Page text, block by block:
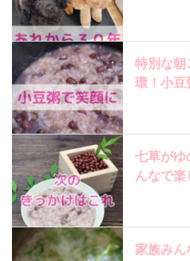
特別な
環！小
七草が
んなで
家族み